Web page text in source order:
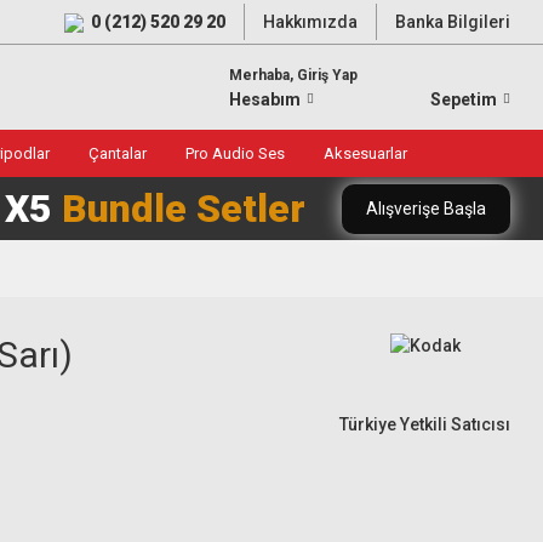
0 (212) 520 29 20 Hakkımızda Banka Bilgileri
Merhaba, Giriş Yap
Hesabım Sepetim
Çantalar Pro Audio Ses Aksesuarlar
Bundle Setler Alışverişe Başla
Türkiye Yetkili Satıcısı